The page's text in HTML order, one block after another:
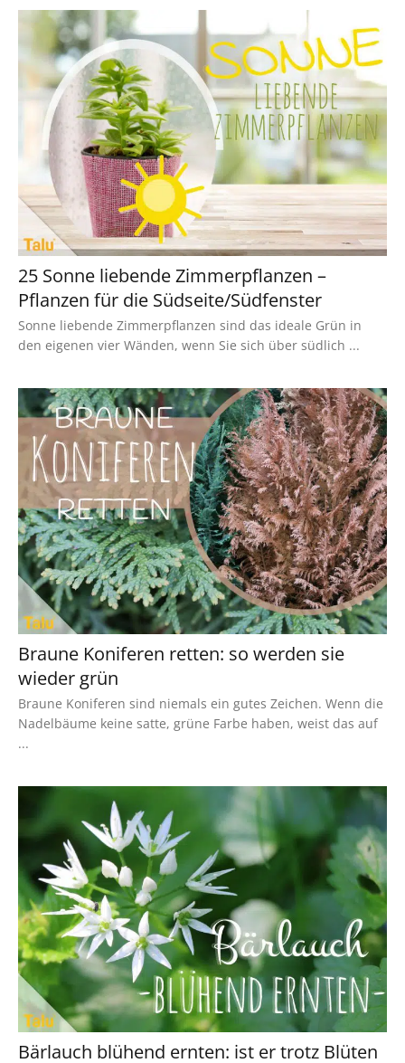
25 Sonne liebende Zimmerpflanzen –
Pflanzen für die Südseite/Südfenster
Sonne liebende Zimmerpflanzen sind das ideale Grün in
den eigenen vier Wänden, wenn Sie sich über südlich ...
Braune Koniferen retten: so werden sie
wieder grün
Braune Koniferen sind niemals ein gutes Zeichen. Wenn die
Nadelbäume keine satte, grüne Farbe haben, weist das auf
...
Bärlauch blühend ernten: ist er trotz Blüten